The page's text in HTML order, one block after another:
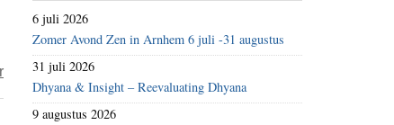
moord
mens
en
over
Nathan
6 juli 2026
Zomer Avond Zen in Arnhem 6 juli -31 augustus
31 juli 2026
Dhyana & Insight – Reevaluating Dhyana
9 augustus 2026